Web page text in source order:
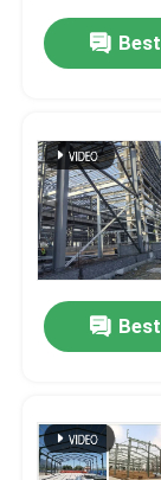
Viehzucht-